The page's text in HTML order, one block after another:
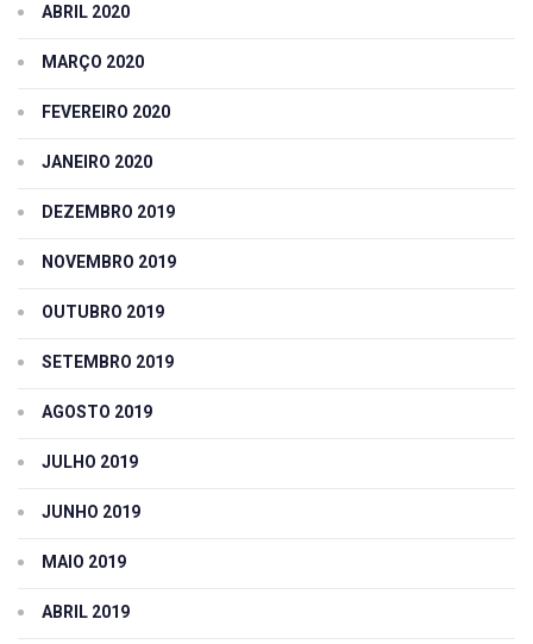
ABRIL 2020
MARÇO 2020
FEVEREIRO 2020
JANEIRO 2020
DEZEMBRO 2019
NOVEMBRO 2019
OUTUBRO 2019
SETEMBRO 2019
AGOSTO 2019
JULHO 2019
JUNHO 2019
MAIO 2019
ABRIL 2019